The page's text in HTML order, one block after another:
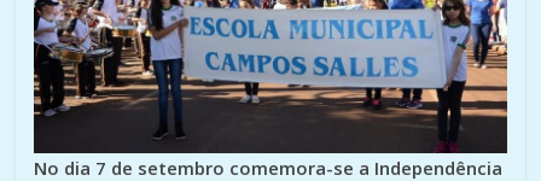
No dia 7 de setembro comemora-se a Independência